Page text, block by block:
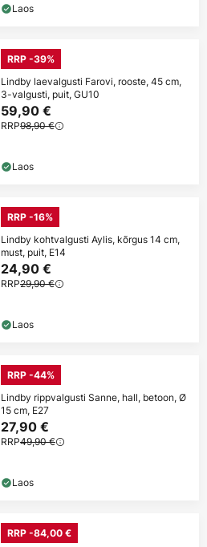
Laos
RRP -39%
Lindby laevalgusti Farovi, rooste, 45 cm,
3-valgusti, puit, GU10
59,90 €
RRP98,90 €
Laos
RRP -16%
Lindby kohtvalgusti Aylis, kõrgus 14 cm,
must, puit, E14
24,90 €
RRP29,90 €
Laos
RRP -44%
Lindby rippvalgusti Sanne, hall, betoon, Ø
15 cm, E27
27,90 €
RRP49,90 €
Laos
RRP -84,00 €